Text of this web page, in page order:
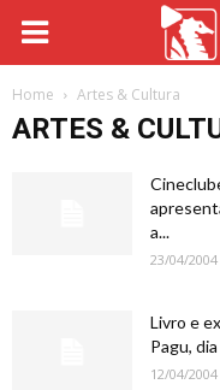
Home Artes & Cultura
ARTES &
a...
23/04/2004
Livro e
Pagu,
12/04/2004